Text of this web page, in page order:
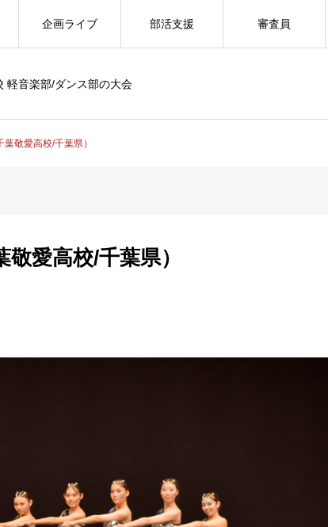
軽音楽部/ダンス部の大会
企画ライブ 部活支援 審査員
敬愛高校/千葉県）
愛高校/千葉県）